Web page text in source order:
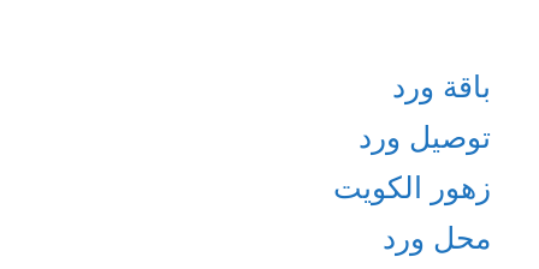
باقة ورد
توصيل ورد
زهور الكويت
محل ورد